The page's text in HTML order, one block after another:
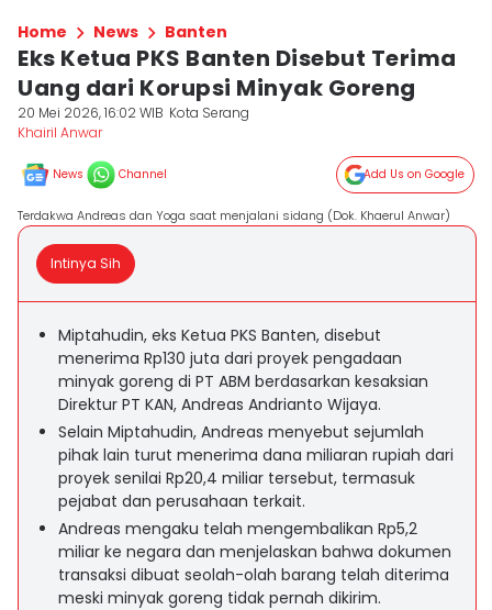
Home News Banten
Eks Ketua PKS Banten Disebut Terima
Uang dari Korupsi Minyak Goreng
20 Mei 2026, 16:02 WIB Kota Serang
Khairil Anwar
News Channel Add Us on Google
Terdakwa Andreas dan Yoga saat menjalani sidang (Dok. Khaerul Anwar)
Intinya Sih
Miptahudin, eks Ketua PKS Banten, disebut
menerima Rp130 juta dari proyek pengadaan
minyak goreng di PT ABM berdasarkan kesaksian
Direktur PT KAN, Andreas Andrianto Wijaya.
Selain Miptahudin, Andreas menyebut sejumlah
pihak lain turut menerima dana miliaran rupiah dari
proyek senilai Rp20,4 miliar tersebut, termasuk
pejabat dan perusahaan terkait.
Andreas mengaku telah mengembalikan Rp5,2
miliar ke negara dan menjelaskan bahwa dokumen
transaksi dibuat seolah-olah barang telah diterima
meski minyak goreng tidak pernah dikirim.